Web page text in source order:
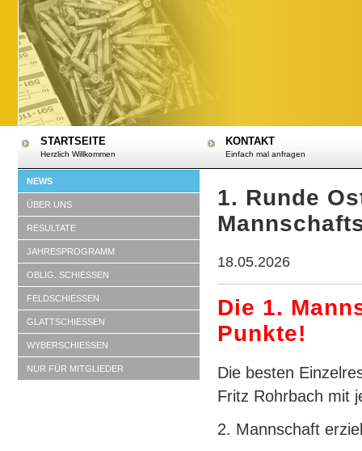
STARTSEITE
Herzlich Willkommen
KONTAKT
Einfach mal anfragen
1. Runde
18.05.2026
Die 1.
Punkte!
Die besten
Fritz Rohrbach mit
2. Mannschaft
NEWS
ÜBER UNS
RESULTATE
JAHRESPROGRAMM
OBLIG. SCHIESSEN
FELDSCHIESSEN
GLATTSCHIESSEN
WYBERSCHIESSEN
NUR FÜR MITGLIEDER